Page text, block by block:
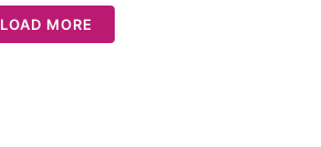
LOAD MORE